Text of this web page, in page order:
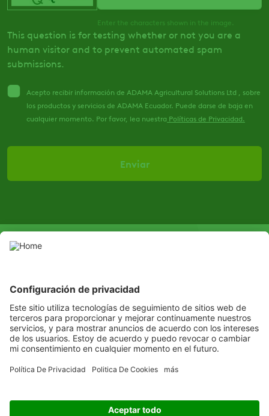
Enter the characters shown in the image.
This question is for testing whether or not you are a
human visitor and to prevent automated spam
submissions.
Acepto recibir información de ADAMA Agricultural Solutions Ltd , sobre
los productos y servicios de ADAMA Ecuador. Puede darse de baja en
cualquier momento. Por favor, lea nuestra Políticas de Privacidad.
LinkedIn
© Copyright ©2016 ADAMA Andina B.V. Sucursal Ecuador - Todos
los derechos reservados
Copyright© ADAMA